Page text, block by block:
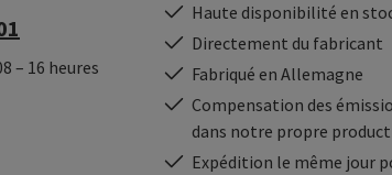
– 16 heures
Haute disponibilité en
Directement du fabricant
Fabriqué en Allemagne
Compensation des
dans notre propre
Expédition le même jour